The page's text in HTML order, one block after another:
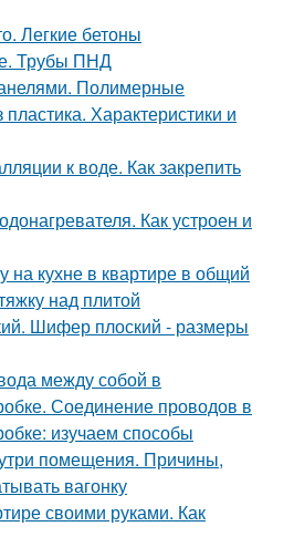
Легкие бетоны
Трубы ПНД
Полимерные
Характеристики и
к воде. Как закрепить
Как устроен и
на кухне в квартире в общий
над плитой
Шифер плоский - размеры
между собой в
Соединение проводов в
изучаем способы
помещения. Причины,
вагонку
своими руками. Как